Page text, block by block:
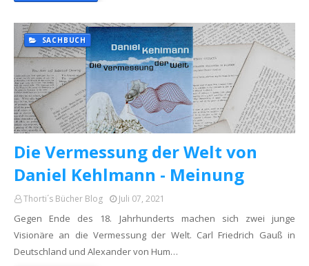
SACHBUCH
Die Vermessung der Welt von
Daniel Kehlmann - Meinung
Thorti´s Bücher Blog Juli 07, 2021
Gegen Ende des 18. Jahrhunderts machen sich zwei junge
Visionäre an die Vermessung der Welt. Carl Friedrich Gauß in
Deutschland und Alexander von Hum…